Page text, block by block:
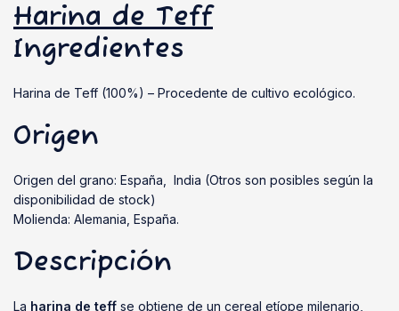
Harina de Teff
Ingredientes
Harina de Teff (100%) – Procedente de cultivo ecológico.
Origen
Origen del grano: España, India (Otros son posibles según la
disponibilidad de stock)
Molienda: Alemania, España.
Descripción
La harina de teff se obtiene de un cereal etíope milenario,